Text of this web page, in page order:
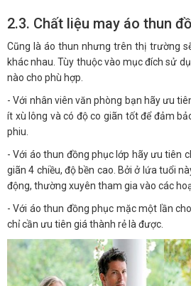
2.3. Chất liệu may áo thun
Cũng là áo thun nhưng trên thị trường
khác nhau. Tùy thuộc vào mục đích sử
nào cho phù hợp.
- Với nhân viên văn phòng bạn hãy ưu
ít xù lông và có độ co giãn tốt để đảm
phiu.
- Với áo thun đồng phục lớp hãy ưu tiên
giãn 4 chiều, độ bền cao. Bởi ở lứa tuổi
động, thường xuyên tham gia vào các
- Với áo thun đồng phục mặc một lần
chỉ cần ưu tiên giá thành rẻ là được.